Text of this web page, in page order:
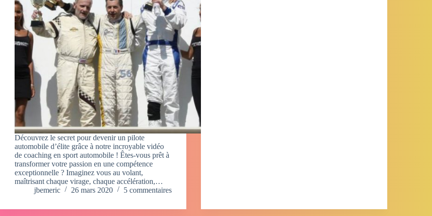
Découvrez le secret pour devenir un pilote
automobile d’élite grâce à notre incroyable vidéo
de coaching en sport automobile ! Êtes-vous prêt à
transformer votre passion en une compétence
exceptionnelle ? Imaginez vous au volant,
maîtrisant chaque virage, chaque accélération,…
jbemeric
26 mars 2020 5 commentaires